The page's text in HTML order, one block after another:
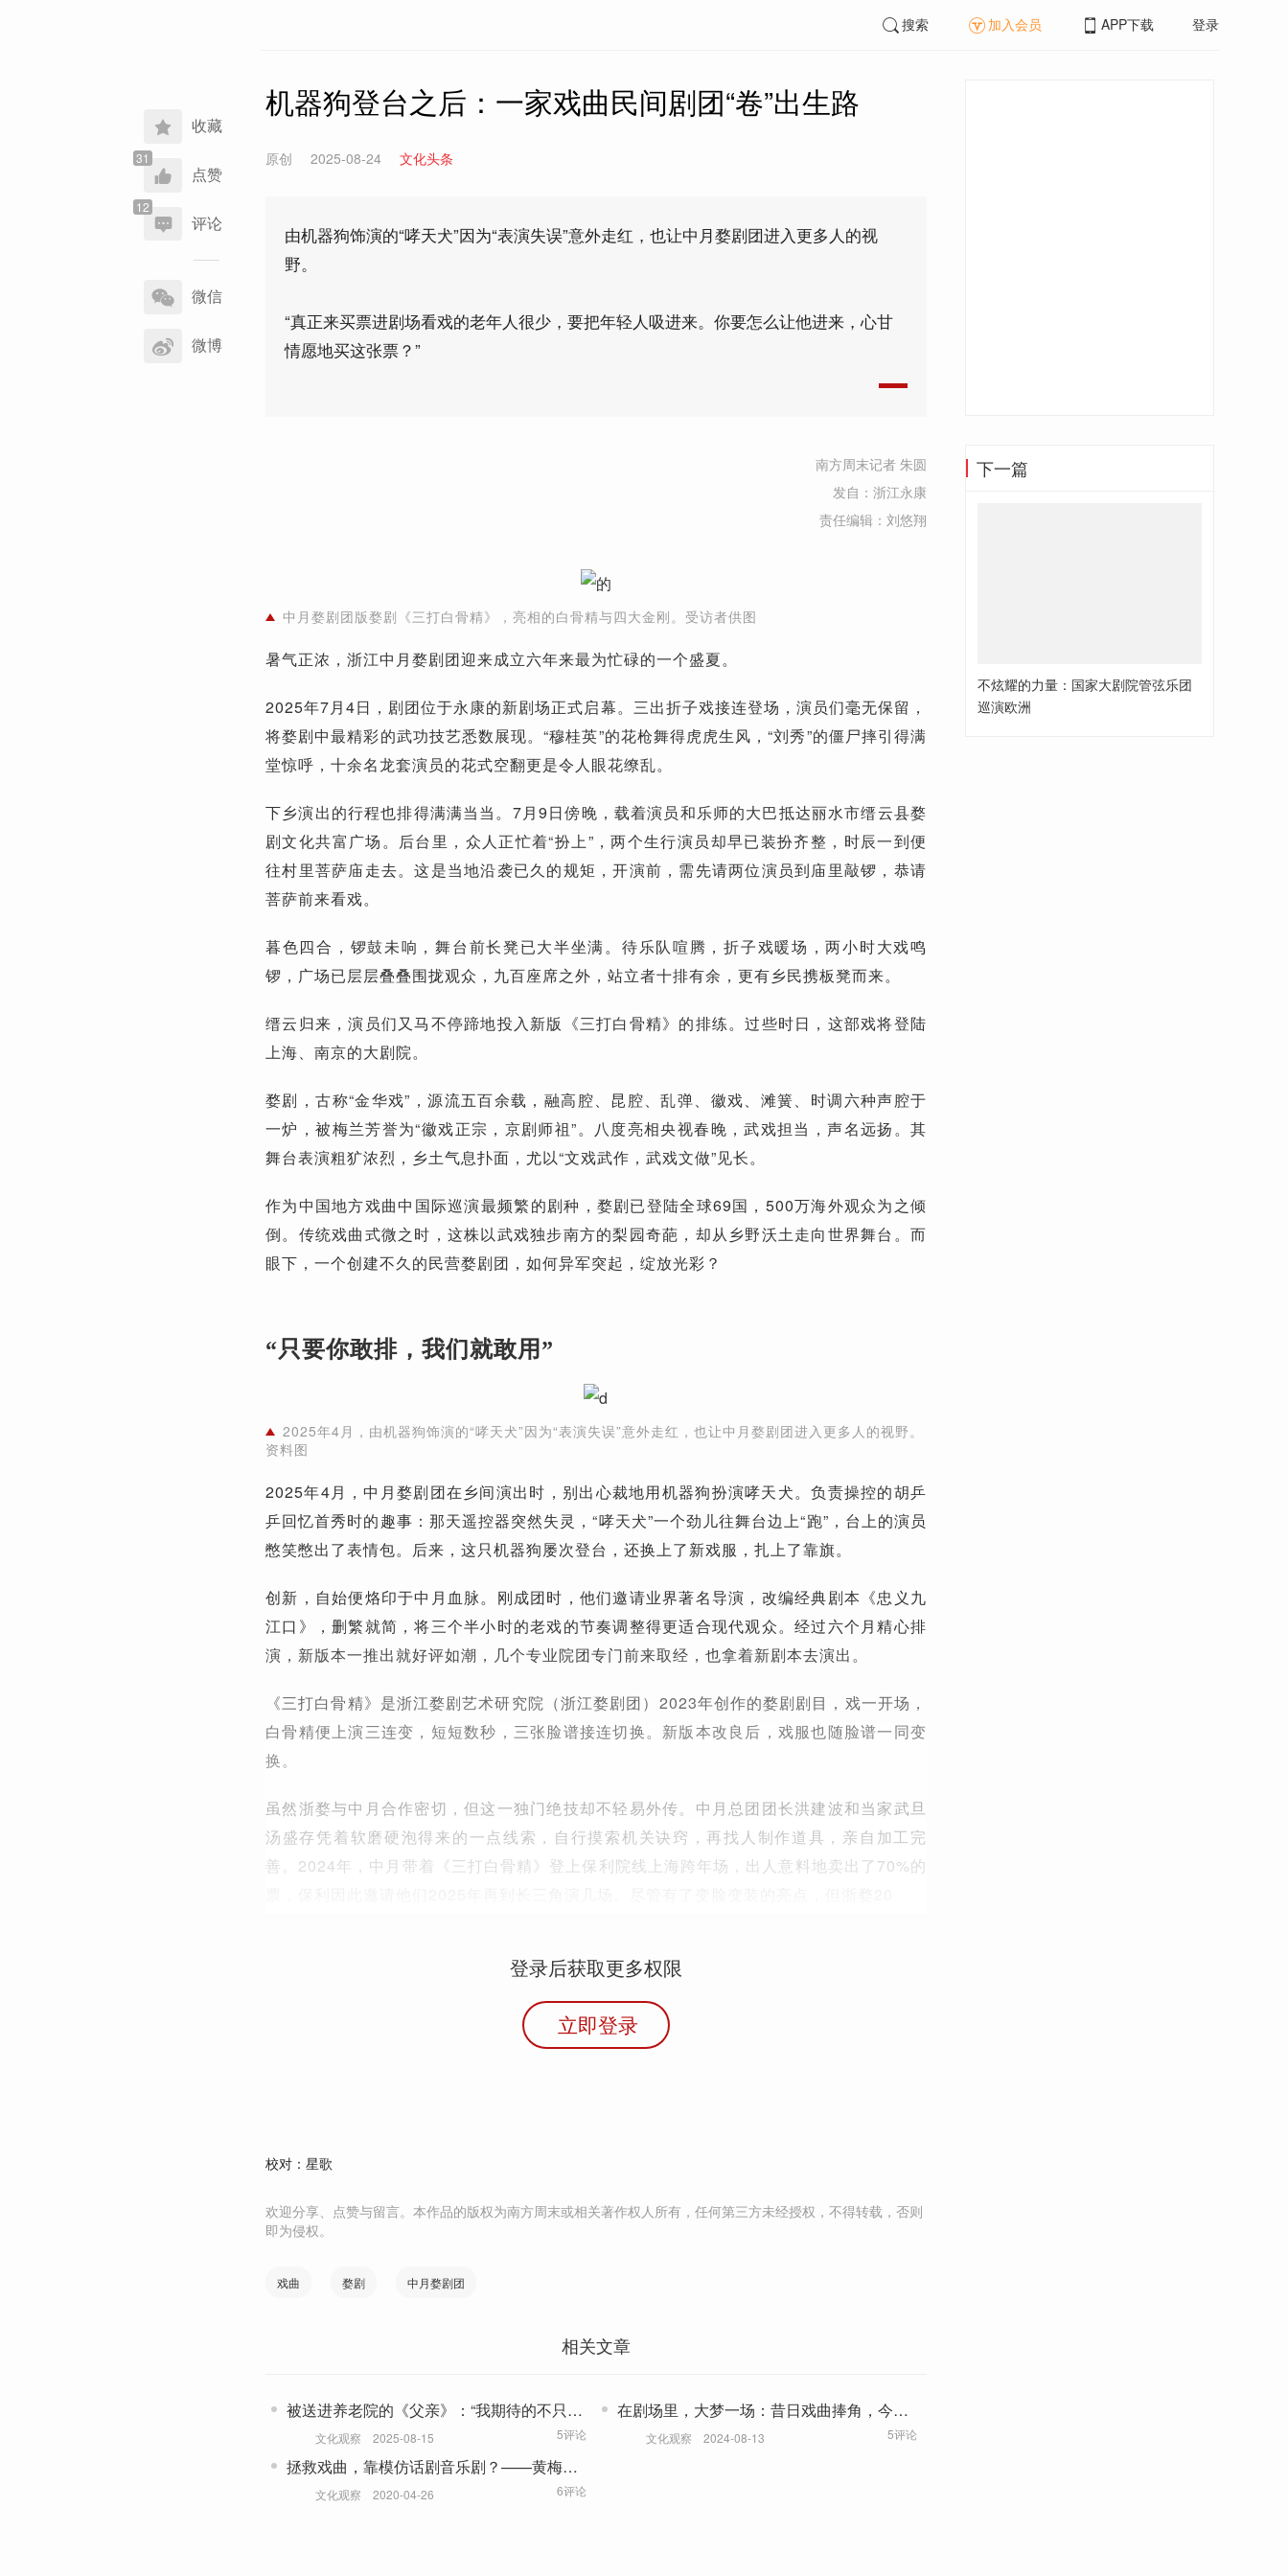
收藏
点赞
评论
享
到
微信
微博
搜索 加入会员 APP下载 登录
机器狗登台之后：一家戏曲民间剧团“卷”出生路
原创 2025-08-24 文化头条
由机器狗饰演的“哮天犬”因为“表演失误”意外走红，也让中月婺剧团进入更多人的视
野。
“真正来买票进剧场看戏的老年人很少，要把年轻人吸进来。你要怎么让他进来，心甘
情愿地买这张票？”
南方周末记者 朱圆
发自：浙江永康
责任编辑：刘悠翔
中月婺剧团版婺剧《三打白骨精》，亮相的白骨精与四大金刚。受访者供图
暑气正浓，浙江中月婺剧团迎来成立六年来最为忙碌的一个盛夏。
2025年7月4日，剧团位于永康的新剧场正式启幕。三出折子戏接连登场，演员们毫无保留，
将婺剧中最精彩的武功技艺悉数展现。“穆桂英”的花枪舞得虎虎生风，“刘秀”的僵尸摔引得满
堂惊呼，十余名龙套演员的花式空翻更是令人眼花缭乱。
下乡演出的行程也排得满满当当。7月9日傍晚，载着演员和乐师的大巴抵达丽水市缙云县婺
剧文化共富广场。后台里，众人正忙着“扮上”，两个生行演员却早已装扮齐整，时辰一到便
往村里菩萨庙走去。这是当地沿袭已久的规矩，开演前，需先请两位演员到庙里敲锣，恭请
菩萨前来看戏。
暮色四合，锣鼓未响，舞台前长凳已大半坐满。待乐队喧腾，折子戏暖场，两小时大戏鸣
锣，广场已层层叠叠围拢观众，九百座席之外，站立者十排有余，更有乡民携板凳而来。
缙云归来，演员们又马不停蹄地投入新版《三打白骨精》的排练。过些时日，这部戏将登陆
上海、南京的大剧院。
婺剧，古称“金华戏”，源流五百余载，融高腔、昆腔、乱弹、徽戏、滩簧、时调六种声腔于
一炉，被梅兰芳誉为“徽戏正宗，京剧师祖”。八度亮相央视春晚，武戏担当，声名远扬。其
舞台表演粗犷浓烈，乡土气息扑面，尤以“文戏武作，武戏文做”见长。
作为中国地方戏曲中国际巡演最频繁的剧种，婺剧已登陆全球69国，500万海外观众为之倾
倒。传统戏曲式微之时，这株以武戏独步南方的梨园奇葩，却从乡野沃土走向世界舞台。而
眼下，一个创建不久的民营婺剧团，如何异军突起，绽放光彩？
“只要你敢排，我们就敢用”
2025年4月，由机器狗饰演的“哮天犬”因为“表演失误”意外走红，也让中月婺剧团进入更多人的视野。
资料图
2025年4月，中月婺剧团在乡间演出时，别出心裁地用机器狗扮演哮天犬。负责操控的胡乒
乒回忆首秀时的趣事：那天遥控器突然失灵，“哮天犬”一个劲儿往舞台边上“跑”，台上的演员
憋笑憋出了表情包。后来，这只机器狗屡次登台，还换上了新戏服，扎上了靠旗。
创新，自始便烙印于中月血脉。刚成团时，他们邀请业界著名导演，改编经典剧本《忠义九
江口》，删繁就简，将三个半小时的老戏的节奏调整得更适合现代观众。经过六个月精心排
演，新版本一推出就好评如潮，几个专业院团专门前来取经，也拿着新剧本去演出。
《三打白骨精》是浙江婺剧艺术研究院（浙江婺剧团）2023年创作的婺剧剧目，戏一开场，
白骨精便上演三连变，短短数秒，三张脸谱接连切换。新版本改良后，戏服也随脸谱一同变
换。
虽然浙婺与中月合作密切，但这一独门绝技却不轻易外传。中月总团团长洪建波和当家武旦
汤盛存凭着软磨硬泡得来的一点线索，自行摸索机关诀窍，再找人制作道具，亲自加工完
善。2024年，中月带着《三打白骨精》登上保利院线上海跨年场，出人意料地卖出了70%的
登录后获取更多权限
立即登录
校对：星歌
欢迎分享、点赞与留言。本作品的版权为南方周末或相关著作权人所有，任何第三方未经授权，不得转载，否则
即为侵权。
戏曲 婺剧 中月婺剧团
相关文章
被送进养老院的《父亲》：“我期待的不只是
同情心”
文化观察 2025-08-15 5评论
在剧场里，大梦一场：昔日戏曲捧角，今日
音乐剧应援
文化观察 2024-08-13 5评论
拯救戏曲，靠模仿话剧音乐剧？——黄梅戏
《长恨歌》“翻红”背后的戏曲困境
文化观察 2020-04-26 6评论
下一篇
不炫耀的力量：国家大剧院管弦乐团
巡演欧洲